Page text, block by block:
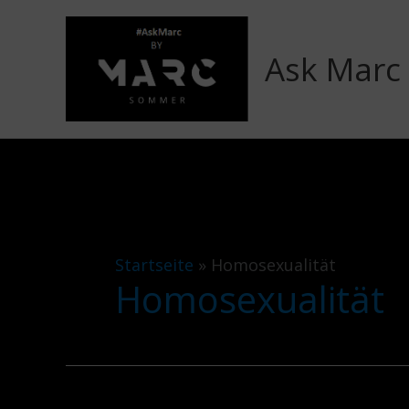
Ask
Startseite » Homosexualität
Homosexualität